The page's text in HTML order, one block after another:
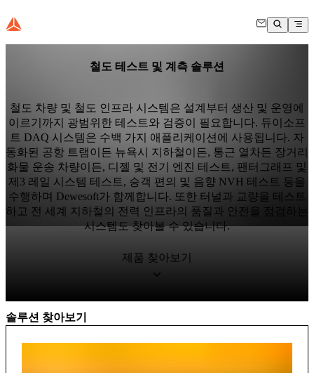
철도 테스트 및 계측 솔루션
철도 차량 및 철도 인프라 시스템은 설계부터 생산 및 운영에
이르기까지 광범위한 테스트와 검증이 필요합니다. 듀이소프
트 DAQ 시스템은 수백 가지 애플리케이션에 사용됩니다. 자
동화된 공항 트램이든 뉴욕시 지하철이든, 통근 열차든 장거리
화물 운송 차량이든, 디젤 및 전기 엔진 테스트, 팬터그래프 및
제3 레일 시스템 테스트, 승객 편의 및 음향 NVH 테스트 등을
수행하며 Dewesoft가 함께합니다. 또한 터널과 교량을 테스트
하고 전 세계 지하철의 전력 인프라의 품질과 안전을 점검하는
시스템도 찾아볼 수 있습니다.
제품 찾아보기
솔루션 찾아보기